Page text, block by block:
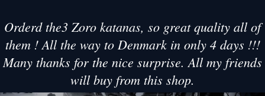
Orderd the3 Zoro katanas, so great quality all of
them ! All the way to Denmark in only 4 days !!!
Many thanks for the nice surprise. All my friends
will buy from this shop.